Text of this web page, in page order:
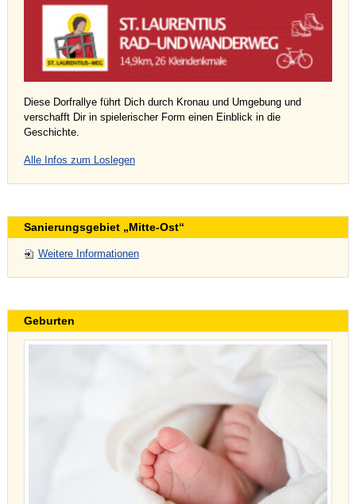
Diese Dorfrallye führt Dich durch Kronau und Umgebung und
verschafft Dir in spielerischer Form einen Einblick in die
Geschichte.
Alle Infos zum Loslegen
Sanierungsgebiet „Mitte-Ost“
Weitere Informationen
Geburten